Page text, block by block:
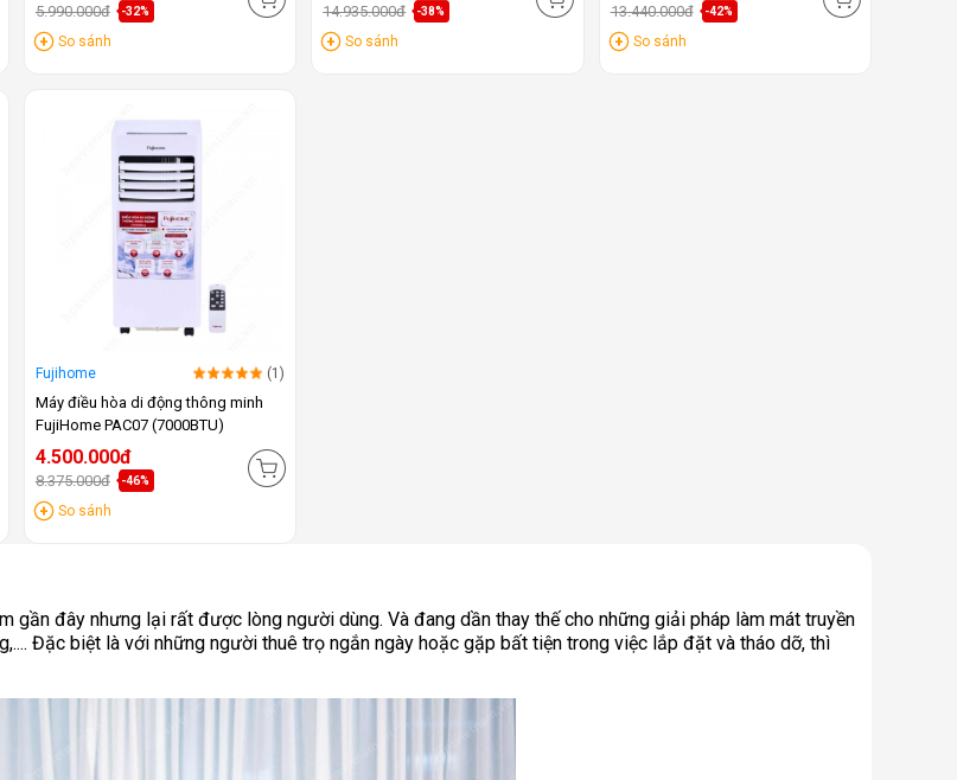
5.990.000đ -32%
So sánh
14.935.000đ -38%
So sánh
13.440.000đ -42%
So sánh
Fujihome (1)
Máy điều hòa di động thông minh
FujiHome PAC07 (7000BTU)
4.500.000đ
8.375.000đ -46%
So sánh
đây nhưng lại rất được lòng người dùng. Và đang dần thay thế cho những giải pháp làm mát truyền
Đặc biệt là với những người thuê trọ ngắn ngày hoặc gặp bất tiện trong việc lắp đặt và tháo dỡ, thì